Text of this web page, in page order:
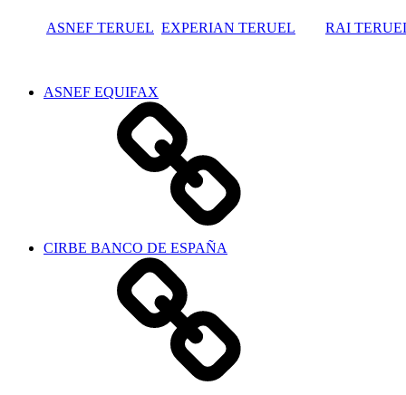
ASNEF TERUEL EXPERIAN TERUEL RAI
ASNEF EQUIFAX
CIRBE BANCO DE ESPAÑA